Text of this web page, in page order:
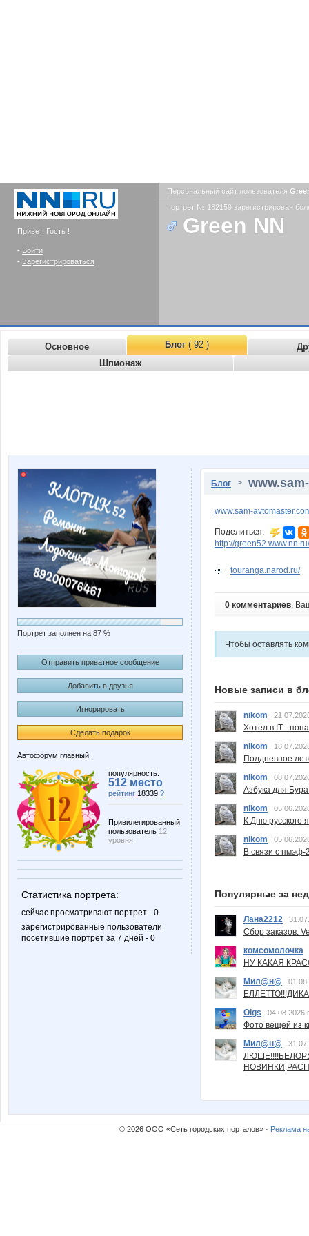
Привет, Гость !
- Войти
- Зарегистрироваться
Персональный сайт пользователя
портрет № 182159 зарегистрирован
Green NN
Основное Блог( 92 )
Шпионаж
Портрет заполнен на 87 %
Отправить приватное сообщение
Добавить в друзья
Игнорировать
Сделать подарок
Автофорум главный
популярность:
512 место
рейтинг 18339 ?
Привилегированный
пользователь 12
уровня
Статистика портрета:
сейчас просматривают портрет - 0
зарегистрированные пользователи
посетившие портрет за 7 дней - 0
Блог >
www.sam-
Поделиться:
http://
touranga.narod.ru/
0 комментариев.
Чтобы оставлять
Новые записи в
nikom
Хотел в IT -
nikom
Полдневное
nikom
Азбука для
nikom
К Дню русского
nikom
В связи с пмэф-
Популярные за
Лана2212
Сбор заказов.
комсомолочка
НУ КАКАЯ
Мил@н@
Olgs
04.08.2026
Фото вещей из
Мил@н@
© 2026 ООО «Сеть городских порталов» · Реклама